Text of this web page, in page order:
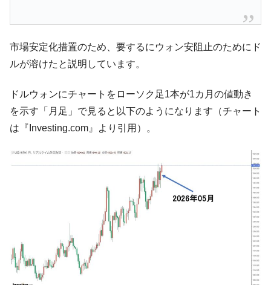
市場安定化措置のため、要するにウォン安阻止のためにド
ルが溶けたと説明しています。
ドルウォンにチャートをローソク足1本が1カ月の値動き
を示す「月足」で見ると以下のようになります（チャート
は『Investing.com』より引用）。